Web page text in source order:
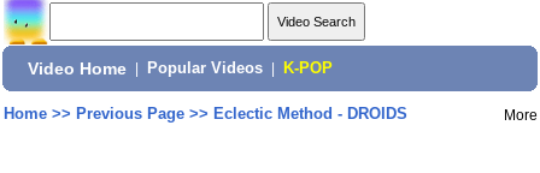
Video Home Popular Videos K-POP
Home>> Previous Page>> Eclectic Method - DROIDS More